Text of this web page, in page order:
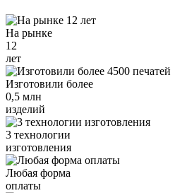
На рынке
12
лет
Изготовили более
0,5 млн
изделий
3 технологии
изготовления
Любая форма
оплаты